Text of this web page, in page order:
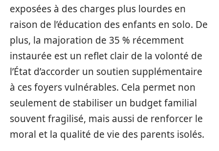
exposées à des charges plus lourdes en
raison de l’éducation des enfants en solo. De
plus, la majoration de 35 % récemment
instaurée est un reflet clair de la volonté de
l’État d’accorder un soutien supplémentaire
à ces foyers vulnérables. Cela permet non
seulement de stabiliser un budget familial
souvent fragilisé, mais aussi de renforcer le
moral et la qualité de vie des parents isolés.